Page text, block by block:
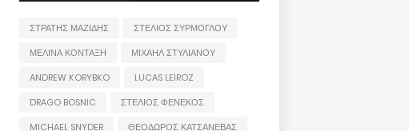
ΣΤΡΑΤΗΣ ΜΑΖΙΔΗΣ
ΣΤΕΛΙΟΣ ΣΥΡΜΟΓΛΟΥ
ΜΕΛΙΝΑ ΚΟΝΤΑΞΗ
ΜΙΧΑΗΛ ΣΤΥΛΙΑΝΟΥ
ANDREW KORYBKO
LUCAS LEIROZ
DRAGO BOSNIC
ΣΤΕΛΙΟΣ ΦΕΝΕΚΟΣ
MICHAEL SNYDER
ΘΕΟΔΩΡΟΣ ΚΑΤΣΑΝΕΒΑΣ